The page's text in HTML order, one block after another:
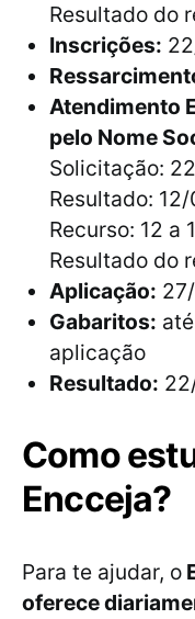
Resultado do
Inscrições:
Atendimento
pelo Nome
Solicitação:
Resultado:
Recurso: 12 a
Resultado do
Aplicação:
Gabaritos:
aplicação
Resultado:
Como
Encceja?
Para te ajudar, o
oferece